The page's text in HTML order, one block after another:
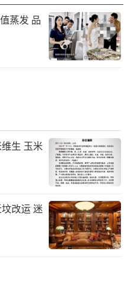
蒸发 品
生 玉米
改运 迷